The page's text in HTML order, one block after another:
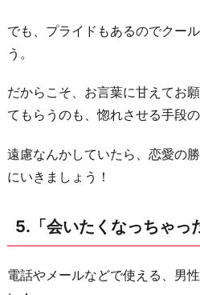
でも、プライドもあるのでクー
う。
だからこそ、お言葉に甘えてお
てもらうのも、惚れさせる手段の
遠慮なんかしていたら、恋愛の
にいきましょう！
5.「会いたくなっちゃっ
電話やメールなどで使える、男